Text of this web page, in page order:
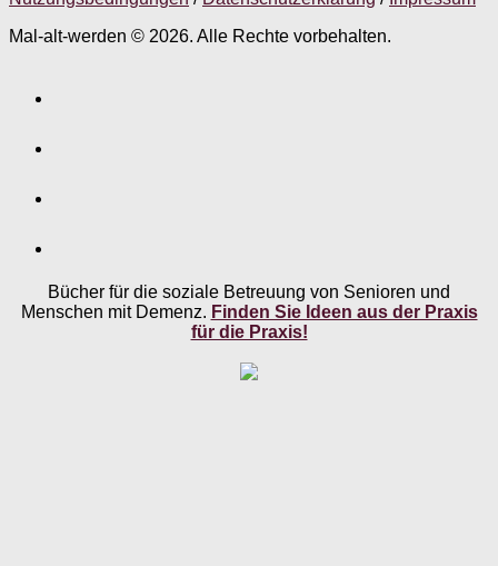
Mal-alt-werden © 2026. Alle Rechte vorbehalten.
Bücher für die soziale Betreuung von Senioren und
Menschen mit Demenz. Finden Sie Ideen aus der Praxis
für die Praxis!